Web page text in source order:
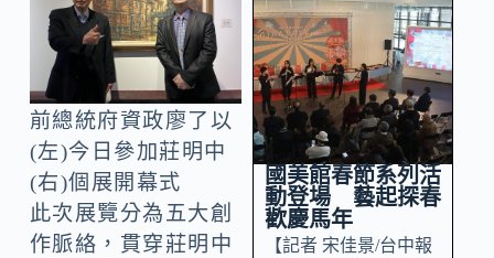
前總統府資政廖了以
(左)今日參加莊明中
(右)個展開幕式
此次展覽分為五大創
作脈絡，貫穿莊明中
國美館春節系列活
動登場 藝起探春
歡慶馬年
【記者 宋佳景/台中報